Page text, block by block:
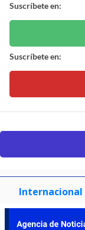
Suscríbete en:
Suscríbete en:
Internacional